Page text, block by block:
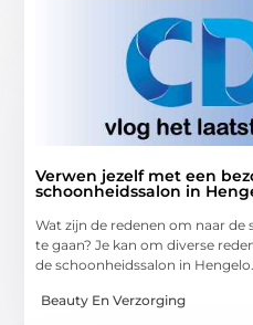
Verwen jezelf met een
schoonheidssalon in
Wat zijn de redenen om naar
te gaan? Je kan om diverse
de schoonheidssalon in Hengelo.
Beauty En Verzorging